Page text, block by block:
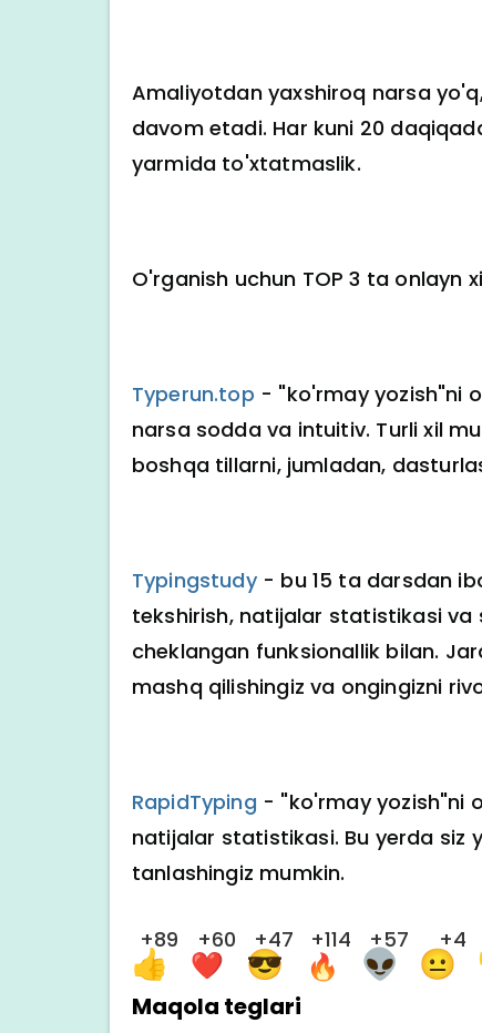
Amaliyotdan yaxshiroq narsa
davom etadi. Har kuni 20
yarmida to'xtatmaslik.
O'rganish uchun TOP 3 ta onlayn
Typerun.top - "ko'rmay yozish"ni
narsa sodda va intuitiv. Turli xil
boshqa tillarni, jumladan,
Typingstudy - bu 15 ta darsdan
tekshirish, natijalar statistikasi
cheklangan funksionallik bilan.
mashq qilishingiz va ongingizni
RapidTyping - "ko'rmay yozish"ni
natijalar statistikasi. Bu yerda siz
tanlashingiz mumkin.
+89 +60 +47 +114 +57 +4
Maqola teglari